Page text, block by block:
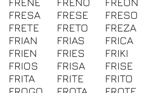
FRESA
FRESE FRESO
FRETE
FRETO FREZA
FRIAN
FRIAS FRICA
FRIEN
FRIES FRIKI
FRIOS
FRISA FRISE
FRITA
FRITE FRITO